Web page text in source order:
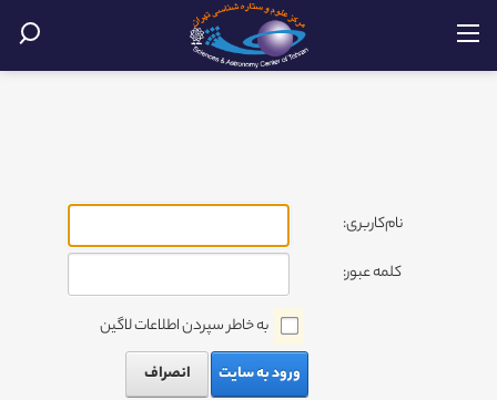
نام‌کاربری:
کلمه عبور:
به خاطر سپردن اطلاعات لاگین
ورود به سایت
انصراف